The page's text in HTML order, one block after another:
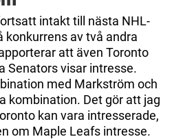
intakt till nästa NHL-
konkurrens av två andra
att även Toronto
Senators visar intresse.
med Markström och
kombination. Det gör att jag
kan vara intresserade,
om Maple Leafs intresse.